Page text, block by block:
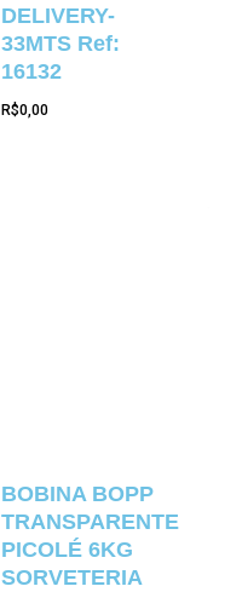
DELIVERY-
33MTS Ref:
16132
R$0,00
BOBINA BOPP
TRANSPARENTE
PICOLÉ 6KG
SORVETERIA